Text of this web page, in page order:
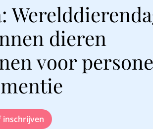
dieren
voor
inschrijven